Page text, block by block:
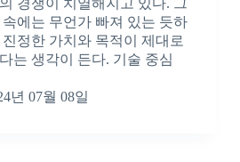
경쟁이 치열해지고 있다. 그
에는 무언가 빠져 있는 듯하
정한 가치와 목적이 제대로
는 생각이 든다. 기술 중심
년 07월 08일